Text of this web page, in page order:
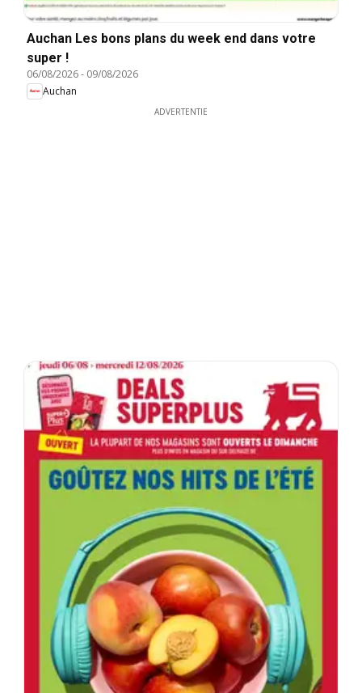
Auchan Les bons plans du week end dans votre
super !
06/08/2026- 09/08/2026
Auchan
ADVERTENTIE